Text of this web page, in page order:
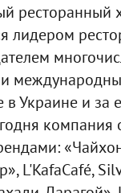
ресторанный
лидером
в Украине и за
компания
L'KafaCafé,